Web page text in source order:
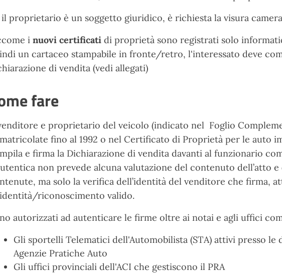
il proprietario è un soggetto giuridico, è richiesta la visura
i nuovi certificati di proprietà sono registrati solo
un cartaceo stampabile in fronte/retro, l'interessato deve
di vendita (vedi allegati)
fare
e proprietario del veicolo (indicato nel Foglio
fino al 1992 o nel Certificato di Proprietà per le auto
e firma la Dichiarazione di vendita davanti al funzionario
non prevede alcuna valutazione del contenuto dell’atto
ma solo la verifica dell’identità del venditore che firma,
riconoscimento valido.
autorizzati ad autenticare le firme oltre ai notai e agli uffici
Gli sportelli Telematici dell'Automobilista (STA) attivi presso le
Agenzie Pratiche Auto
Gli uffici provinciali dell'ACI che gestiscono il PRA